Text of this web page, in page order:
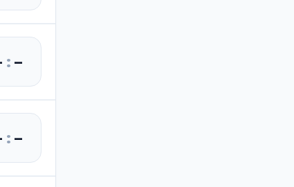
:–
:–